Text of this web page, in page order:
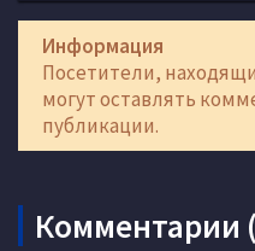
Информация
Посетители,
могут оставлять
публикации.
Комментарии